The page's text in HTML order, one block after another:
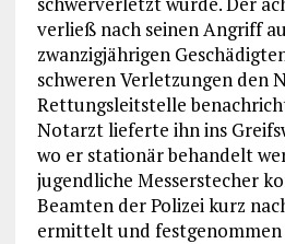
verließ nach seinen Angriff
zwanzigjährigen
schweren Verletzungen den
Rettungsleitstelle
Notarzt lieferte ihn ins
wo er stationär behandelt
jugendliche Messerstecher
Beamten der Polizei kurz
ermittelt und festgenommen